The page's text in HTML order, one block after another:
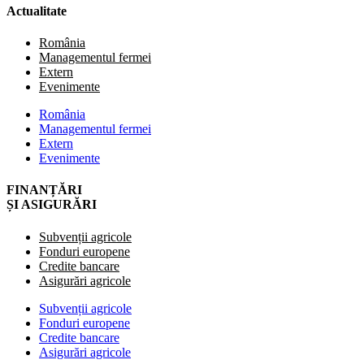
Actualitate
România
Managementul fermei
Extern
Evenimente
România
Managementul fermei
Extern
Evenimente
FINANȚĂRI
ȘI ASIGURĂRI
Subvenții agricole
Fonduri europene
Credite bancare
Asigurări agricole
Subvenții agricole
Fonduri europene
Credite bancare
Asigurări agricole